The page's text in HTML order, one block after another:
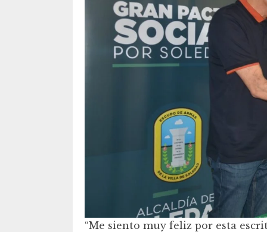
“Me siento muy feliz por esta